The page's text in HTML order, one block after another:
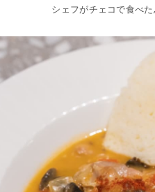
シェフがチェコで食べ